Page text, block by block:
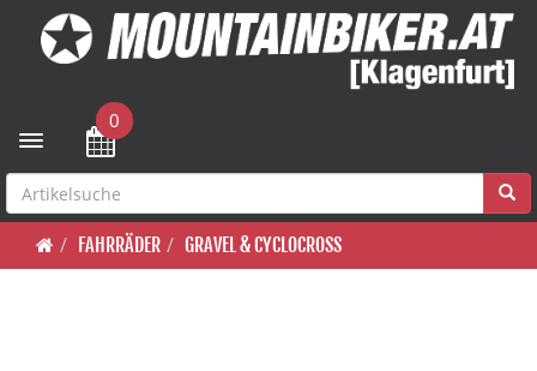
Toggle navigation
0
FAHRRÄDER GRAVEL & CYCLOCROSS